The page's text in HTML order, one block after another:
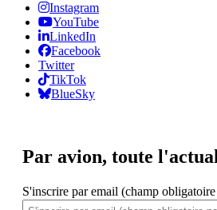
Instagram
YouTube
LinkedIn
Facebook
Twitter
TikTok
BlueSky
Par avion, toute
S'inscrire par email (champ